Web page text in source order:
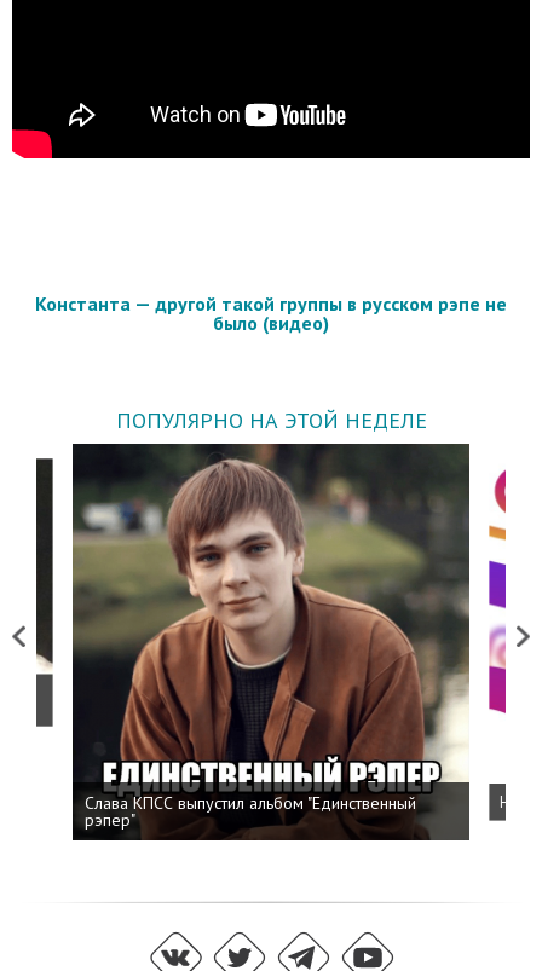
Константа — другой такой группы в русском рэпе не
было (видео)
ПОПУЛЯРНО НА ЭТОЙ НЕДЕЛЕ
Previous
Слава КПСС выпустил альбом "Единственный
рэпер"
Next